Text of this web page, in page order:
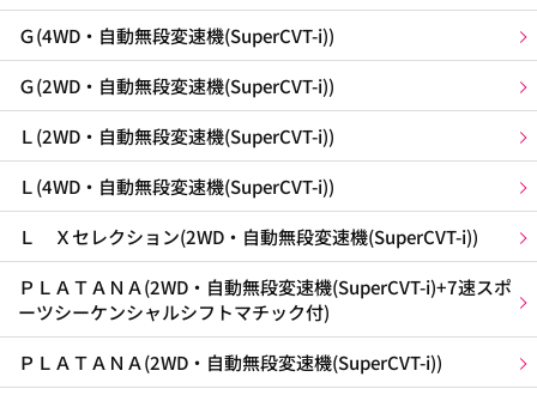
Ｇ(4WD・自動無段変速機(SuperCVT-i))
Ｇ(2WD・自動無段変速機(SuperCVT-i))
Ｌ(2WD・自動無段変速機(SuperCVT-i))
Ｌ(4WD・自動無段変速機(SuperCVT-i))
Ｌ Ｘセレクション(2WD・自動無段変速機(SuperCVT-i))
ＰＬＡＴＡＮＡ(2WD・自動無段変速機(SuperCVT-i)+7速スポ
ーツシーケンシャルシフトマチック付)
ＰＬＡＴＡＮＡ(2WD・自動無段変速機(SuperCVT-i))